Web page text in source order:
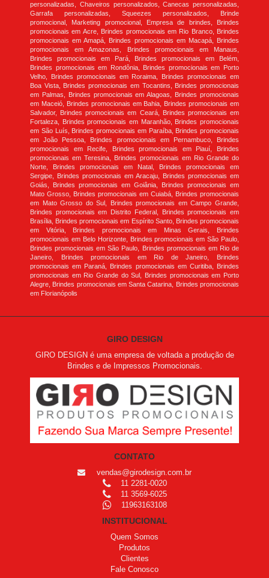
personalizadas, Chaveiros personalizados, Canecas personalizadas,
Garrafa personalizadas, Squeezes personalizados, Brinde
promocional, Marketing promocional, Empresa de brindes, Brindes
promocionais em Acre, Brindes promocionais em Rio Branco, Brindes
promocionais em Amapá, Brindes promocionais em Macapá, Brindes
promocionais em Amazonas, Brindes promocionais em Manaus,
Brindes promocionais em Pará, Brindes promocionais em Belém,
Brindes promocionais em Rondônia, Brindes promocionais em Porto
Velho, Brindes promocionais em Roraima, Brindes promocionais em
Boa Vista, Brindes promocionais em Tocantins, Brindes promocionais
em Palmas, Brindes promocionais em Alagoas, Brindes promocionais
em Maceió, Brindes promocionais em Bahia, Brindes promocionais em
Salvador, Brindes promocionais em Ceará, Brindes promocionais em
Fortaleza, Brindes promocionais em Maranhão, Brindes promocionais
em São Luís, Brindes promocionais em Paraíba, Brindes promocionais
em João Pessoa, Brindes promocionais em Pernambuco, Brindes
promocionais em Recife, Brindes promocionais em Piauí, Brindes
promocionais em Teresina, Brindes promocionais em Rio Grande do
Norte, Brindes promocionais em Natal, Brindes promocionais em
Sergipe, Brindes promocionais em Aracaju, Brindes promocionais em
Goiás, Brindes promocionais em Goiânia, Brindes promocionais em
Mato Grosso, Brindes promocionais em Cuiabá, Brindes promocionais
em Mato Grosso do Sul, Brindes promocionais em Campo Grande,
Brindes promocionais em Distrito Federal, Brindes promocionais em
Brasília, Brindes promocionais em Espírito Santo, Brindes promocionais
em Vitória, Brindes promocionais em Minas Gerais, Brindes
promocionais em Belo Horizonte, Brindes promocionais em São Paulo,
Brindes promocionais em São Paulo, Brindes promocionais em Rio de
Janeiro, Brindes promocionais em Rio de Janeiro, Brindes
promocionais em Paraná, Brindes promocionais em Curitiba, Brindes
promocionais em Rio Grande do Sul, Brindes promocionais em Porto
Alegre, Brindes promocionais em Santa Catarina, Brindes promocionais
em Florianópolis
GIRO DESIGN
GIRO DESIGN é uma empresa de voltada a produção de
Brindes e de Impressos Promocionais.
CONTATO
vendas@girodesign.com.br
11 2281-0020
11 3569-6025
11963163108
INSTITUCIONAL
Quem Somos
Produtos
Clientes
Fale Conosco